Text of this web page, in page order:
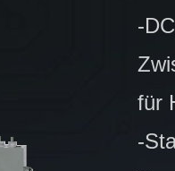
-
für
-